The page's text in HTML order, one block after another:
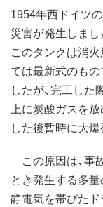
1954年西ドイツ
災害が発生しまし
このタンクは消
ては最新式のも
したが、完工し
上に炭酸ガスを放
した後暫時に大爆
この原因は、事
とき発生する多
静電気を帯びたド